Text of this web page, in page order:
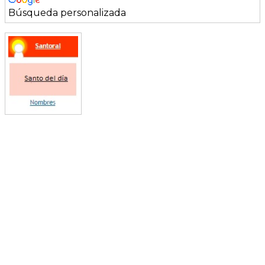
Búsqueda personalizada